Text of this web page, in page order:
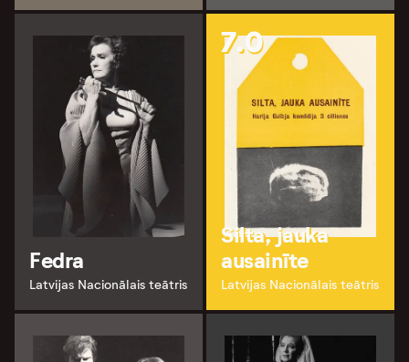
Fedra
Latvijas Nacionālais teātris
7.0
Silta, jauka
ausainīte
Latvijas Nacionālais teātris